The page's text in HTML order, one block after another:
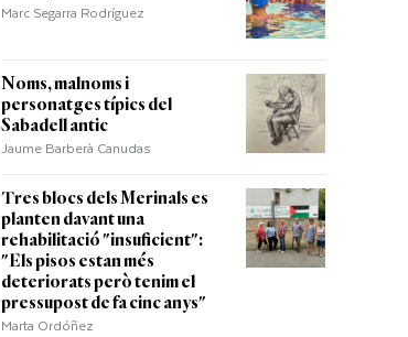
Marc Segarra Rodríguez
Noms, malnoms i
personatges típics del
Sabadell antic
Jaume Barberà Canudas
Tres blocs dels Merinals es
planten davant una
rehabilitació "insuficient":
"Els pisos estan més
deteriorats però tenim el
pressupost de fa cinc anys"
Marta Ordóñez